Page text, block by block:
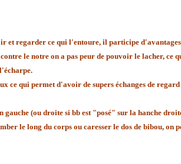
et regarder ce qui l'entoure, il participe
le notre on a pas peur de pouvoir le lacher, ce
ce qui permet d'avoir de supers échanges de
gauche (ou droite si bb est "posé" sur la hanche
le long du corps ou caresser le dos de bibou, on